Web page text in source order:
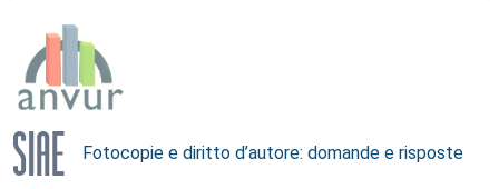
Fotocopie e diritto d’autore: domande e risposte